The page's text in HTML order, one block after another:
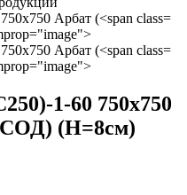
1-60 750х750
) (H=8cм)